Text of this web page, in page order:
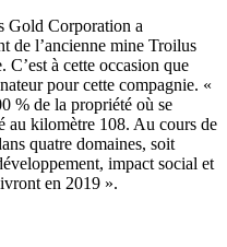
Gold Corporation a
de l’ancienne mine Troilus
C’est à cette occasion que
pour cette compagnie. «
% de la propriété où se
au kilomètre 108. Au cours de
quatre domaines, soit
impact social et
en 2019 ».